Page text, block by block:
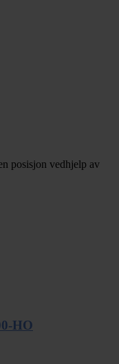
posisjon vedhjelp av
HO